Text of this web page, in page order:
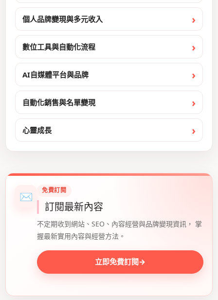
個人品牌變現與多元收入
數位工具與自動化流程
AI自媒體平台與品牌
自動化銷售與名單變現
心靈成長
✉ 免費訂閱
訂閱最新內容
不定期收到網站、SEO、內容經營與品牌變現資訊， 掌
握最新實用內容與經營方法。
立即免費訂閱→